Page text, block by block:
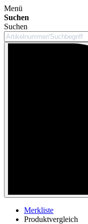
Menü
Suchen
Suchen
Merkliste
Produktvergleich